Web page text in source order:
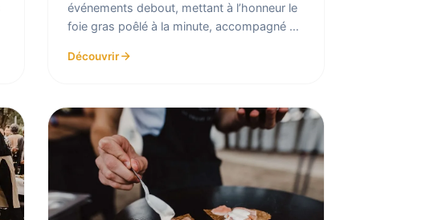
événements debout, mettant à l’honneur le
foie gras poêlé à la minute, accompagné de
Découvrir